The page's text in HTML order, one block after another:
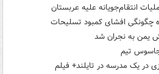
انتقام‌جویانه علیه عربستان
چگونگی افشای کمبود تسلیحات
یمن به نجران شد
تیم